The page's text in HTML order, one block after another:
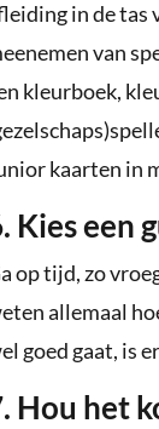
in de tas
van
kleurboek,
kaarten in
Kies een
op tijd, zo
allemaal
goed gaat, is
Hou het